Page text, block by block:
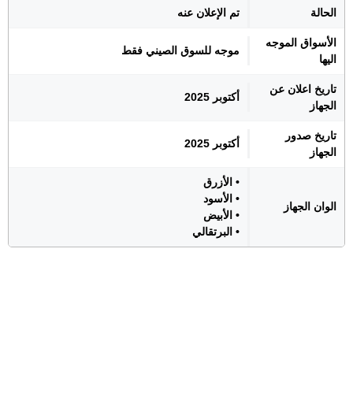
الحالة تم الإعلان عنه
الأسواق الموجه
اليها
موجه للسوق الصيني فقط
تاريخ اعلان عن
الجهاز
أكتوبر 2025
تاريخ صدور
الجهاز
أكتوبر 2025
الوان الجهاز
• الأزرق
• الأسود
• الأبيض
• البرتقالي